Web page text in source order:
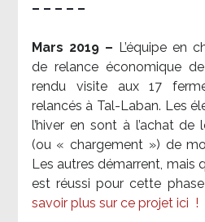
– – – – –
Mars 2019 – L’équipe en
de relance économique
rendu visite aux 17
relancés à Tal-Laban. Les
l’hiver en sont à l’achat
(ou « chargement ») de
Les autres démarrent, mais
est réussi pour cette
savoir plus sur ce projet ici !